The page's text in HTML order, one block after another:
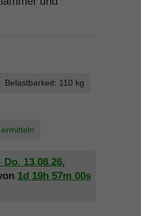
Belastbarkeit: 110 kg
Do. 13.08.26,
1d 19h 57m 00s